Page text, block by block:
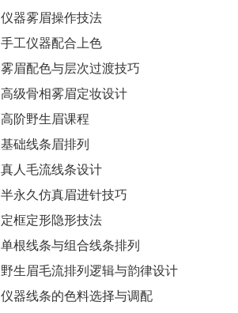
仪器雾眉操作技法
手工仪器配合上色
雾眉配色与层次过渡技巧
高级骨相雾眉定妆设计
高阶野生眉课程
基础线条眉排列
真人毛流线条设计
半永久仿真眉进针技巧
定框定形隐形技法
单根线条与组合线条排列
野生眉毛流排列逻辑与韵律设计
仪器线条的色料选择与调配